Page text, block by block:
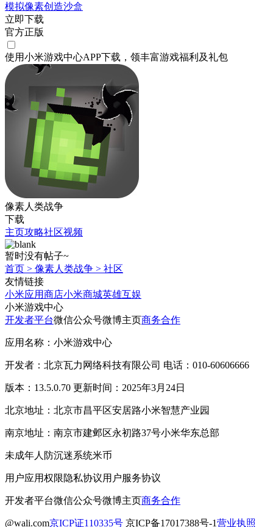
模拟像素创造沙盒
立即下载
官方正版
使用小米游戏中心APP下载 ，领丰富游戏福利 及礼包
像素人类战争
下载
主页攻略社区视频
暂时没有帖子~
首页 > 像素人类战争 > 社区
友情链接
小米应用商店小米商城英雄互娱
小米游戏中心
开发者平台微信公众号微博主页商务合作
应用名称：小米游戏中心
开发者：北京瓦力网络科技有限公司 电话：010-60606666
版本：13.5.0.70 更新时间：2025年3月24日
北京地址：北京市昌平区安居路小米智慧产业园
南京地址：南京市建邺区永初路37号小米华东总部
未成年人防沉迷系统米币
用户应用权限隐私协议用户服务协议
开发者平台微信公众号微博主页商务合作
@wali.com京ICP证110335号 京ICP备17017388号-1营业执照